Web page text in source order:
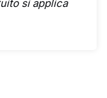
si applica